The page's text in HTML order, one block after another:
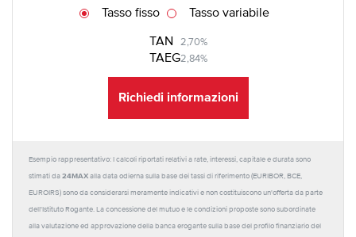
TAN 2,70%
TAEG2,84%
Tasso fisso Tasso variabile
Richiedi informazioni
Esempio rappresentativo: I calcoli riportati relativi a rate, interessi, capitale e durata sono
stimati da 24MAX alla data odierna sulla base dei tassi di riferimento (EURIBOR, BCE,
EUROIRS) sono da considerarsi meramente indicativi e non costituiscono un'offerta da parte
dell'Istituto Rogante. La concessione del mutuo e le condizioni proposte sono subordinate
alla valutazione ed approvazione della banca erogante sulla base del profilo finanziario del